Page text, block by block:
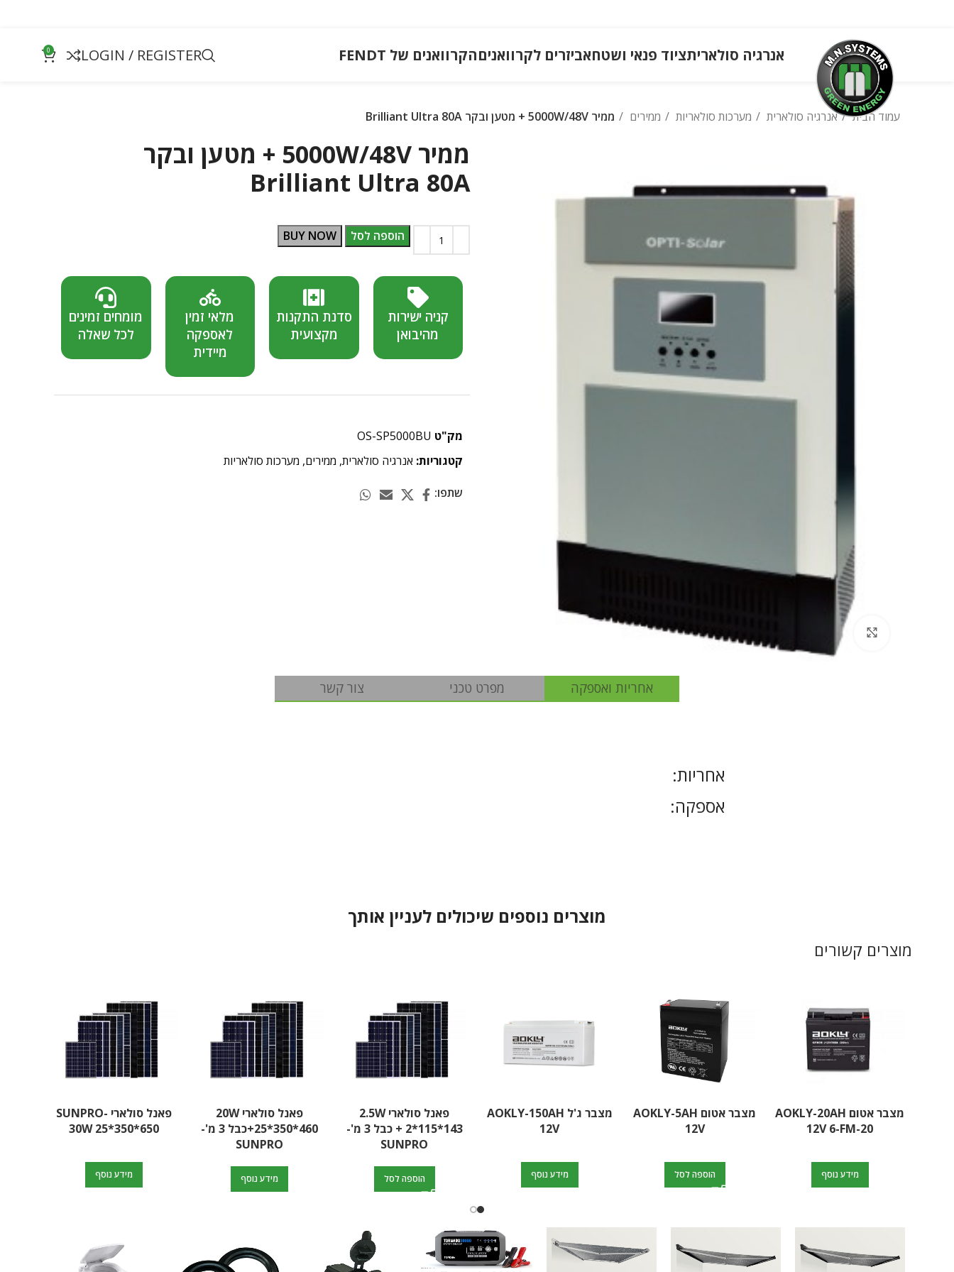
אנרגיה סולאריתציוד פנאי ושטחאביזרים לקרוואניםהקרוואנים של FENDT LOGIN / REGISTER
0
עמוד הבית אנרגיה סולארית מערכות סולאריות ממירים ממיר 5000W/48V + מטען ובקר Brilliant Ultra 80A
Click to enlarge
ממיר 5000W/48V + מטען ובקר
Brilliant Ultra 80A
הוספה לסל BUY NOW
קניה ישירות
מהיבואן
סדנת התקנות
מקצועית
מלאי זמין
לאספקה
מיידית
מומחים זמינים
לכל שאלה
מק"ט OS-SP5000BU
קטגוריות: אנרגיה סולארית, ממירים, מערכות סולאריות
שתפו:
אחריות ואספקה מפרט טכני צור קשר
אחריות:
אספקה:
מוצרים נוספים שיכולים לעניין אותך
מוצרים קשורים
מצבר אטום AOKLY-20AH
12V 6-FM-20
מידע נוסף
מצבר אטום AOKLY-5AH
12V
הוספה לסל
מצבר ג'ל AOKLY-150AH
12V
מידע נוסף
פאנל סולארי 2.5W
2*115*143 + כבל 3 מ'-
SUNPRO
הוספה לסל
פאנל סולארי 20W
25*350*460+כבל 3 מ'-
SUNPRO
מידע נוסף
פאנל סולארי SUNPRO-
30W 25*350*650
מידע נוסף